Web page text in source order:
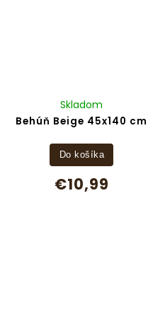
Behúň Beige 45x140 cm
Skladom
€10,99
Do košíka